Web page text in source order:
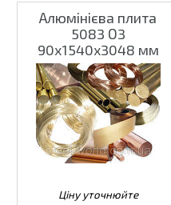
Алюмінієва плита
5083 О3
90х1540х3048 мм